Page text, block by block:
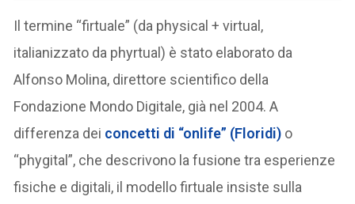
Il termine “firtuale” (da physical + virtual,
italianizzato da phyrtual) è stato elaborato da
Alfonso Molina, direttore scientifico della
Fondazione Mondo Digitale, già nel 2004. A
differenza dei concetti di “onlife” (Floridi) o
“phygital”, che descrivono la fusione tra esperienze
fisiche e digitali, il modello firtuale insiste sulla